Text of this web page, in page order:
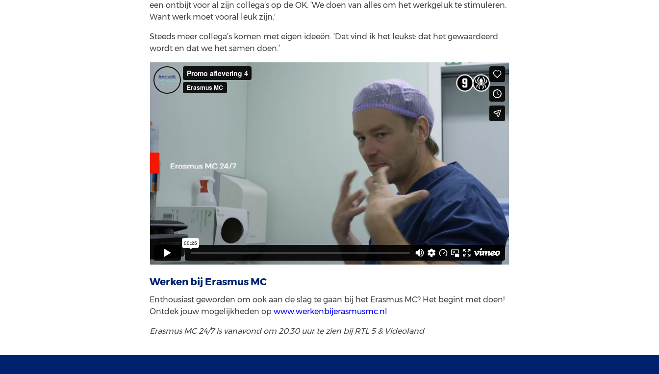
een ontbijt voor al zijn collega’s op de OK. ‘We doen van alles om het werkgeluk te stimuleren.
Want werk moet vooral leuk zijn.'
Steeds meer collega’s komen met eigen ideeën. ‘Dat vind ik het leukst: dat het gewaardeerd
wordt en dat we het samen doen.’
Werken bij Erasmus MC
Enthousiast geworden om ook aan de slag te gaan bij het Erasmus MC? Het begint met doen!
Ontdek jouw mogelijkheden opwww.werkenbijerasmusmc.nl
Erasmus MC 24/7 is vanavond om 20.30 uur te zien bij RTL 5 & Videoland